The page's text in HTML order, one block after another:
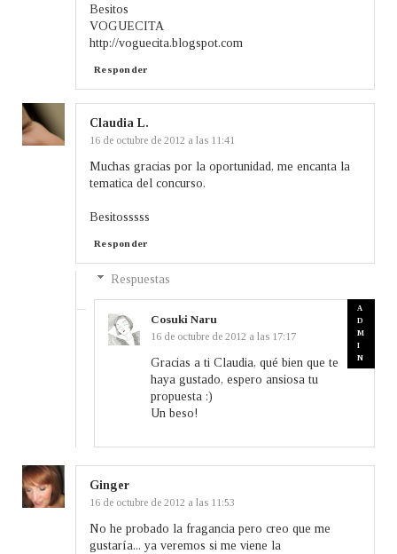
Besitos
VOGUECITA
http://voguecita.blogspot.com
Responder
Claudia L.
16 de octubre de 2012 a las 11:41
Muchas gracias por la oportunidad, me encanta la
tematica del concurso.
Besitosssss
Responder
Respuestas
Cosuki Naru
16 de octubre de 2012 a las 17:17
Gracias a ti Claudia, qué bien que te
haya gustado, espero ansiosa tu
propuesta :)
Un beso!
Ginger
16 de octubre de 2012 a las 11:53
No he probado la fragancia pero creo que me
gustaría... ya veremos si me viene la